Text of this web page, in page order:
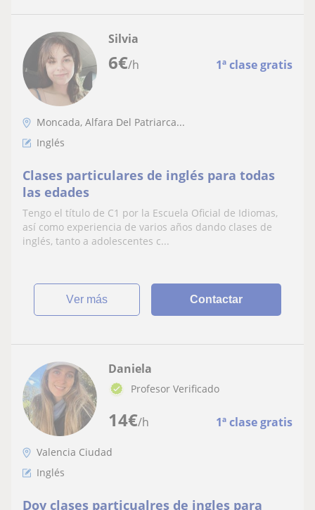
6€/h 1ª clase gratis
Silvia
Moncada, Alfara Del Patriarca...
Inglés
Clases particulares de inglés para todas
las edades
Tengo el título de C1 por la Escuela Oficial de Idiomas,
así como experiencia de varios años dando clases de
inglés, tanto a adolescentes c...
ver más Contactar
14€/h 1ª clase gratis
Daniela
Profesor Verificado
Valencia Ciudad
Inglés
Doy clases particualres de ingles para